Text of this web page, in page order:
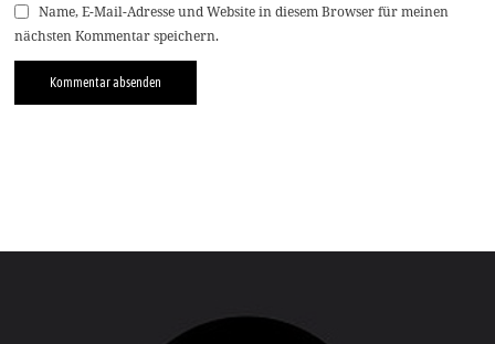
Name, E-Mail-Adresse und Website in diesem Browser für meinen
nächsten Kommentar speichern.